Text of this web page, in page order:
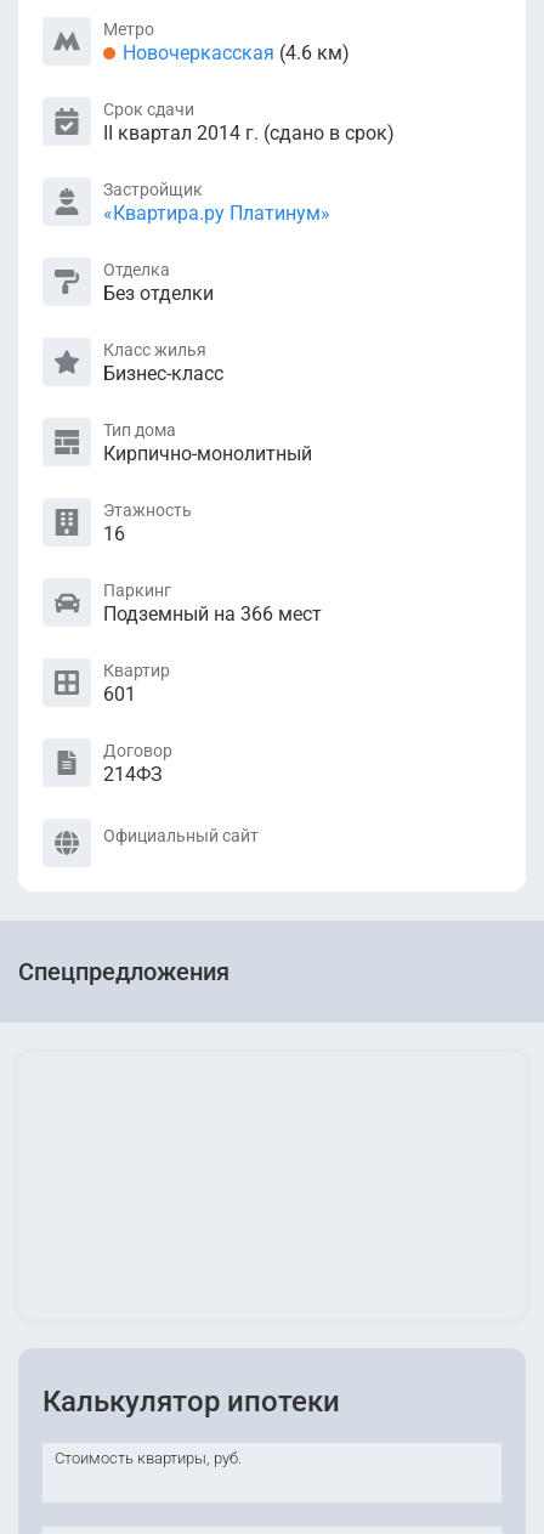
Метро
Новочеркасская (4.6 км)
Срок сдачи
II квартал 2014 г. (сдано в срок)
Застройщик
«Квартира.ру Платинум»
Отделка
Без отделки
Класс жилья
Бизнес-класс
Тип дома
Кирпично-монолитный
Этажность
16
Паркинг
Подземный на 366 мест
Квартир
601
Договор
214ФЗ
Официальный сайт
Спецпредложения
Калькулятор ипотеки
Стоимость квартиры, руб.